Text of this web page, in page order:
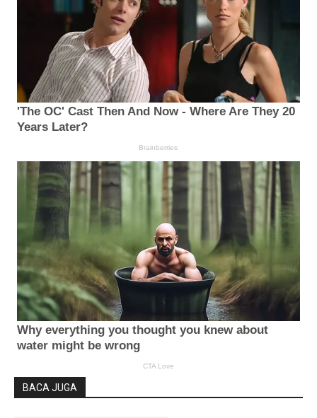
BACA JUGA